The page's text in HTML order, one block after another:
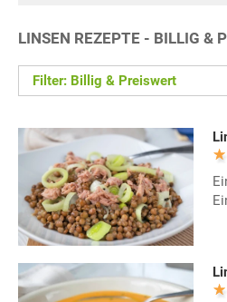
LINSEN REZEPTE - BILLIG &
Filter: Billig & Preiswert